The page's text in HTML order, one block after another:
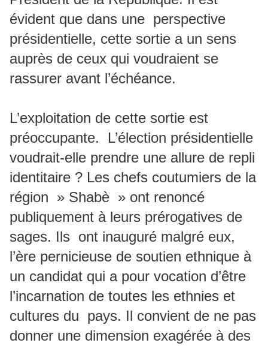
évident que dans une perspective
présidentielle, cette sortie a un sens
auprès de ceux qui voudraient se
rassurer avant l’échéance.
L’exploitation de cette sortie est
préoccupante. L’élection présidentielle
voudrait-elle prendre une allure de repli
identitaire ? Les chefs coutumiers de la
région » Shabè » ont renoncé
publiquement à leurs prérogatives de
sages. Ils ont inauguré malgré eux,
l’ère pernicieuse de soutien ethnique à
un candidat qui a pour vocation d’être
l’incarnation de toutes les ethnies et
cultures du pays. Il convient de ne pas
donner une dimension exagérée à des